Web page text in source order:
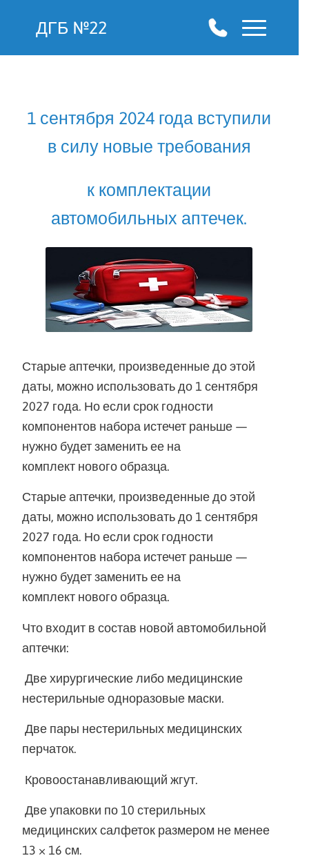
ДГБ №22
1 сентября 2024 года вступили
в силу новые требования
к комплектации
автомобильных аптечек.
Старые аптечки, произведенные до этой
даты, можно использовать до 1 сентября
2027 года. Но если срок годности
компонентов набора истечет раньше —
нужно будет заменить ее на
комплект нового образца.
Старые аптечки, произведенные до этой
даты, можно использовать до 1 сентября
2027 года. Но если срок годности
компонентов набора истечет раньше —
нужно будет заменить ее на
комплект нового образца.
‍Что входит в состав новой автомобильной
аптечки:
Две хирургические либо медицинские
нестерильные одноразовые маски.
Две пары нестерильных медицинских
перчаток.
Кровоостанавливающий жгут.
Две упаковки по 10 стерильных
медицинских салфеток размером не менее
13 × 16 см.